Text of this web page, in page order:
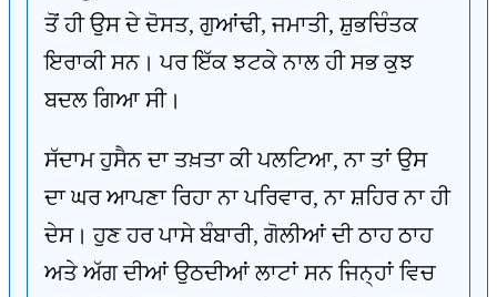
ਤੋਂ ਹੀ ਉਸ ਦੇ ਦੋਸਤ, ਗੁਆਂਢੀ, ਜਮਾਤੀ, ਸ਼ੁਭਚਿੰਤਕ
ਇਰਾਕੀ ਸਨ। ਪਰ ਇੱਕ ਝਟਕੇ ਨਾਲ ਹੀ ਸਭ ਕੁਝ
ਬਦਲ ਗਿਆ ਸੀ।
ਸੱਦਾਮ ਹੁਸੈਨ ਦਾ ਤਖ਼ਤਾ ਕੀ ਪਲਟਿਆ, ਨਾ ਤਾਂ ਉਸ
ਦਾ ਘਰ ਆਪਣਾ ਰਿਹਾ ਨਾ ਪਰਿਵਾਰ, ਨਾ ਸ਼ਹਿਰ ਨਾ ਹੀ
ਦੇਸ। ਹੁਣ ਹਰ ਪਾਸੇ ਬੰਬਾਰੀ, ਗੋਲੀਆਂ ਦੀ ਠਾਹ ਠਾਹ
ਅਤੇ ਅੱਗ ਦੀਆਂ ਉਠਦੀਆਂ ਲਾਟਾਂ ਸਨ ਜਿਨ੍ਹਾਂ ਵਿਚ